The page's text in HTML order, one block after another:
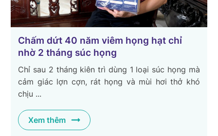
Chấm dứt 40 năm viêm họng hạt chỉ
nhờ 2 tháng súc họng
Chỉ sau 2 tháng kiên trì dùng 1 loại súc họng mà
cảm giác lợn cợn, rát họng và mùi hơi thở khó
chịu ...
Xem thêm